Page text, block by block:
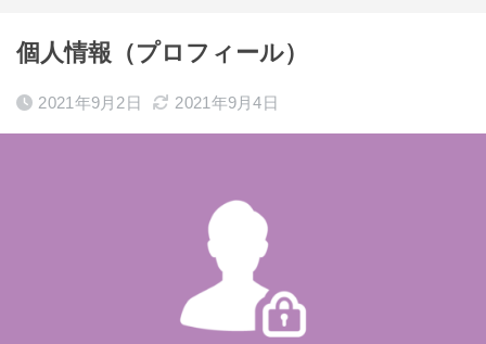
個人情報（プロフィール）
2021年9月2日 2021年9月4日